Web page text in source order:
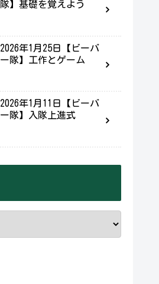
隊】基礎を覚えよう
2026年1月25日【ビーバ
ー隊】工作とゲーム
2026年1月11日【ビーバ
ー隊】入隊上進式